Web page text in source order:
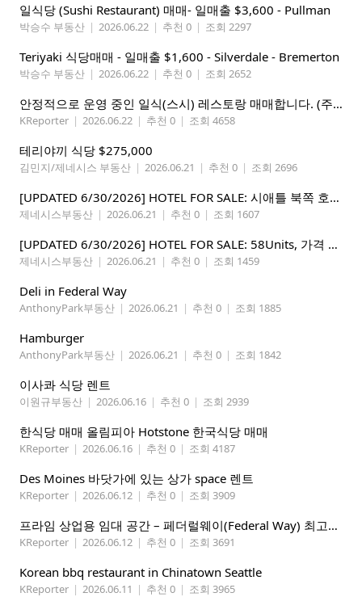
일식당 (Sushi Restaurant) 매매- 일매출 $3,600 - Pullman
박승수 부동산 | 2026.06.22 | 추천 0 | 조회 2297
Teriyaki 식당매매 - 일매출 $1,600 - Silverdale - Bremerton
박승수 부동산 | 2026.06.22 | 추천 0 | 조회 2652
안정적으로 운영 중인 일식(스시) 레스토랑 매매합니다. (주인없는 가게)
KReporter | 2026.06.22 | 추천 0 | 조회 4658
테리야끼 식당 $275,000
김민지/제네시스 부동산 | 2026.06.21 | 추천 0 | 조회 2696
[UPDATED 6/30/2026] HOTEL FOR SALE: 시애틀 북쪽 호텔 – 연매상 200만불, 순수입 80만불, 핵심 입지
제네시스부동산 | 2026.06.21 | 추천 0 | 조회 1607
[UPDATED 6/30/2026] HOTEL FOR SALE: 58Units, 가격 295만불, 연매상 135만불
제네시스부동산 | 2026.06.21 | 추천 0 | 조회 1459
Deli in Federal Way
AnthonyPark부동산 | 2026.06.21 | 추천 0 | 조회 1885
Hamburger
AnthonyPark부동산 | 2026.06.21 | 추천 0 | 조회 1842
이사콰 식당 렌트
이원규부동산 | 2026.06.16 | 추천 0 | 조회 2939
한식당 매매 올림피아 Hotstone 한국식당 매매
KReporter | 2026.06.16 | 추천 0 | 조회 4187
Des Moines 바닷가에 있는 상가 space 렌트
KReporter | 2026.06.12 | 추천 0 | 조회 3909
프라임 상업용 임대 공간 – 페더럴웨이(Federal Way) 최고의 가시성 입지
KReporter | 2026.06.12 | 추천 0 | 조회 3691
Korean bbq restaurant in Chinatown Seattle
KReporter | 2026.06.11 | 추천 0 | 조회 3965